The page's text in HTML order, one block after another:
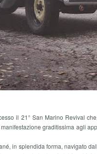
il 21° San Marino Revival
graditissima agli
in splendida forma, navigato